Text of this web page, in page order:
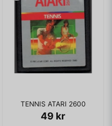
TENNIS ATARI 2600
49 kr